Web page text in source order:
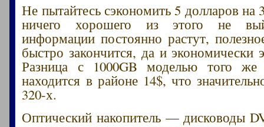
Не пытайтесь сэкономить 5 долларов на
ничего хорошего из этого не
информации постоянно растут,
быстро закончится, да и экономически
Разница с 1000GB моделью того же
находится в районе 14$, что
320-х.
Оптический накопитель — дисководы